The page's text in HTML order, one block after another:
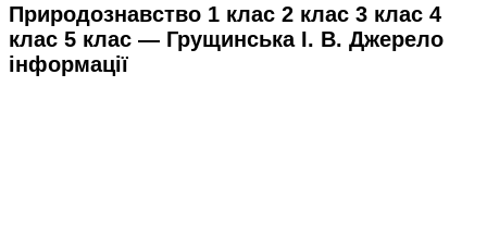
Природознавство 1 клас 2 клас 3 клас 4
клас 5 клас — Грущинська І. В. Джерело
інформації